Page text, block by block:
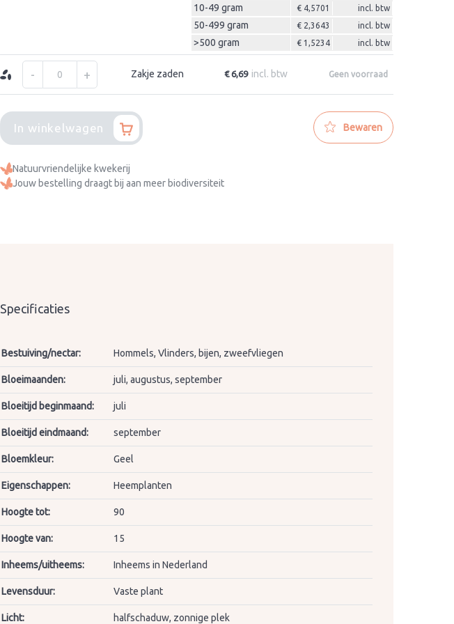
10-49 gram € 4,5701 incl. btw
50-499 gram € 2,3643 incl. btw
>500 gram € 1,5234 incl. btw
- + Zakje zaden € 6,69 incl. btw Geen voorraad
In winkelwagen Bewaren
Natuurvriendelijke kwekerij
Jouw bestelling draagt bij aan meer biodiversiteit
Specificaties
Bestuiving/nectar: Hommels, Vlinders, bijen, zweefvliegen
Bloeimaanden: juli, augustus, september
Bloeitijd beginmaand: juli
Bloeitijd eindmaand: september
Bloemkleur: Geel
Eigenschappen: Heemplanten
Hoogte tot: 90
Hoogte van: 15
Inheems/uitheems: Inheems in Nederland
Levensduur: Vaste plant
Licht: halfschaduw, zonnige plek